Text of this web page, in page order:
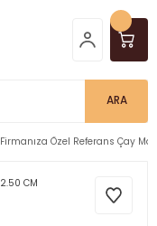
ARA
Firmanıza Özel Referans Çay